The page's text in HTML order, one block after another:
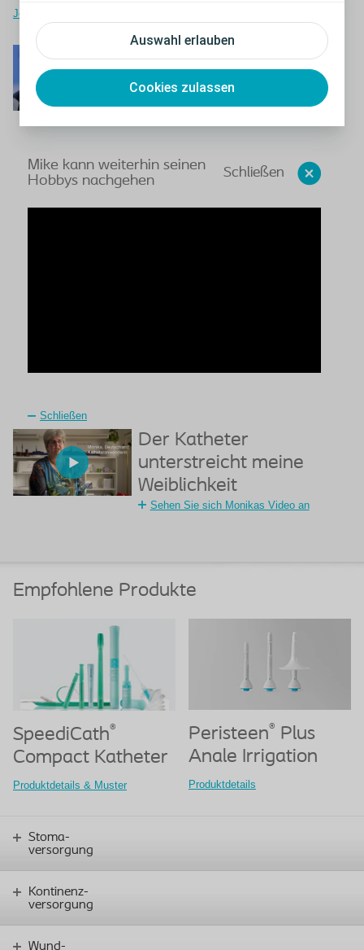
Auswahl erlauben
Cookies zulassen
Jetzt Reiseberichte lesen
Mike kann weiterhin
seinen Hobbys
nachgehen
Schließen
Mike kann weiterhin seinen
Hobbys nachgehen
Schließen
Der Katheter
unterstreicht meine
Weiblichkeit
Sehen Sie sich Monikas Video an
Empfohlene Produkte
SpeediCath®
Compact Katheter
Produktdetails & Muster
Peristeen® Plus
Anale Irrigation
Produktdetails
Stoma-
versorgung
Kontinenz-
versorgung
Wund-